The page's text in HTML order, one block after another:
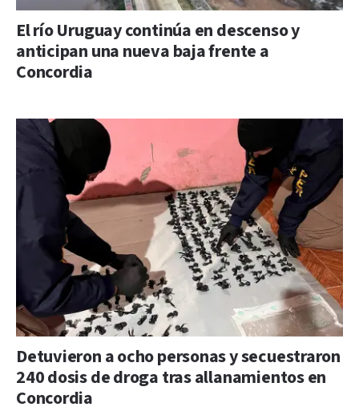
El río Uruguay continúa en descenso y
anticipan una nueva baja frente a
Concordia
Detuvieron a ocho personas y secuestraron
240 dosis de droga tras allanamientos en
Concordia